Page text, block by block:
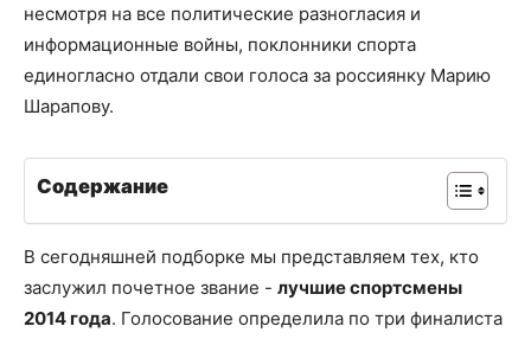
несмотря на все политические разногласия и
информационные войны, поклонники спорта
единогласно отдали свои голоса за россиянку Марию
Шарапову.
Содержание
В сегодняшней подборке мы представляем тех, кто
заслужил почетное звание - лучшие спортсмены
2014 года. Голосование определила по три финалиста